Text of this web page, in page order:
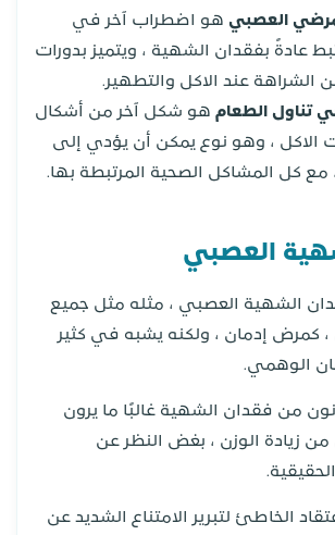
العصبي هو اضطراب آخر في
عادةً بفقدان الشهية ، ويتميز بدورات
الشراهة عند الاكل والتطهير.
تناول الطعامهو شكل آخر من أشكال
الاكل ، وهو نوع يمكن أن يؤدي إلى
مع كل المشاكل الصحية المرتبطة بها.
العصبي
الشهية العصبي ، مثله مثل جميع
، كمرض إدمان ، ولكنه يشبه في كثير
الوهمي.
من فقدان الشهية غالبًا ما يرون
زيادة الوزن ، بغض النظر عن
الخاطئ لتبرير الامتناع الشديد عن